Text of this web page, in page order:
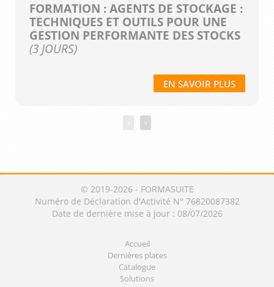
FORMATION : AGENTS DE STOCKAGE :
TECHNIQUES ET OUTILS POUR UNE
GESTION PERFORMANTE DES STOCKS
(3 JOURS)
EN SAVOIR PLUS
›
© 2019-2026 - FORMASUITE
Numéro de Déclaration d'Activité N° 76820087382
Date de dernière mise à jour : 08/07/2026
Accueil
Dernières places
Catalogue
Solutions